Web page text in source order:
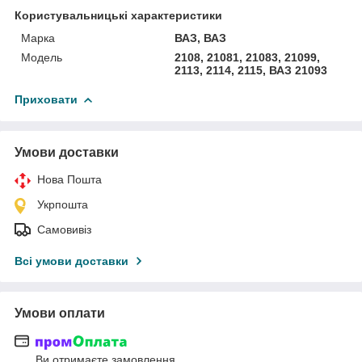
Користувальницькі характеристики
Марка
ВАЗ, ВАЗ
Мoдель
2108, 21081, 21083, 21099,
2113, 2114, 2115, ВАЗ 21093
Приховати
Умови доставки
Нова Пошта
Укрпошта
Самовивіз
Всі умови доставки
Умови оплати